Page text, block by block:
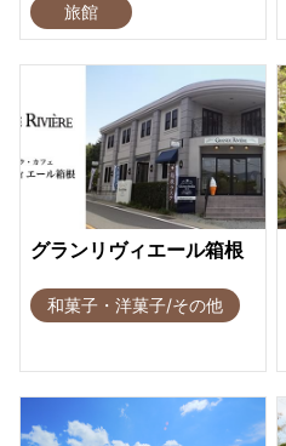
旅館
グランリヴィエール箱根
和菓子・洋菓子/その他